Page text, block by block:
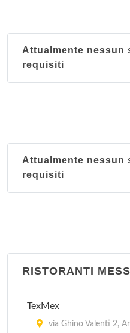
Attualmente nessun
requisiti
Attualmente nessun
requisiti
RISTORANTI
TexMex
via Ghino Valenti 2,